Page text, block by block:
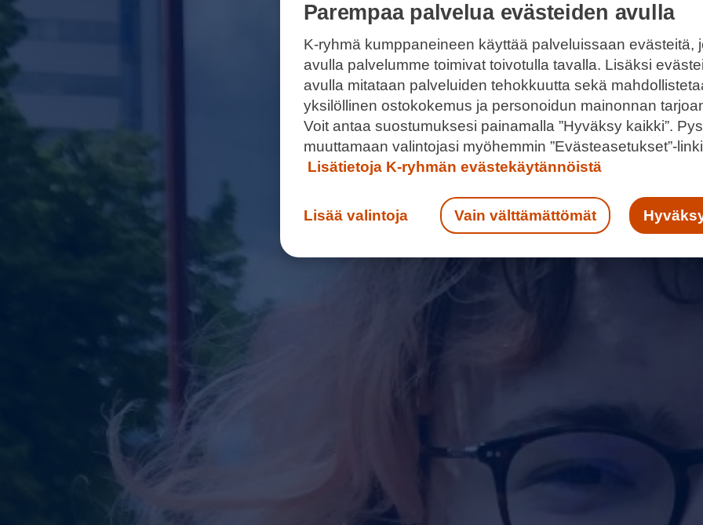
Parempaa palvelua evästeiden avulla
K-ryhmä kumppaneineen käyttää palveluissaan evästeitä,
avulla palvelumme toimivat toivotulla tavalla. Lisäksi
avulla mitataan palveluiden tehokkuutta sekä
yksilöllinen ostokokemus ja personoidun mainonnan
Voit antaa suostumuksesi painamalla ”Hyväksy kaikki”.
muuttamaan valintojasi myöhemmin ”Evästeasetukset”-
Lisätietoja K-ryhmän evästekäytännöistä
Lisää valintoja Vain välttämättömät